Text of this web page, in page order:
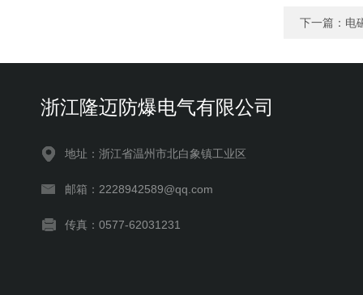
下一篇： 电
浙江隆迈防爆电气有限公司
地址：浙江省温州市北白象镇工业区
邮箱：2228942589@qq.com
传真：0577-62031231